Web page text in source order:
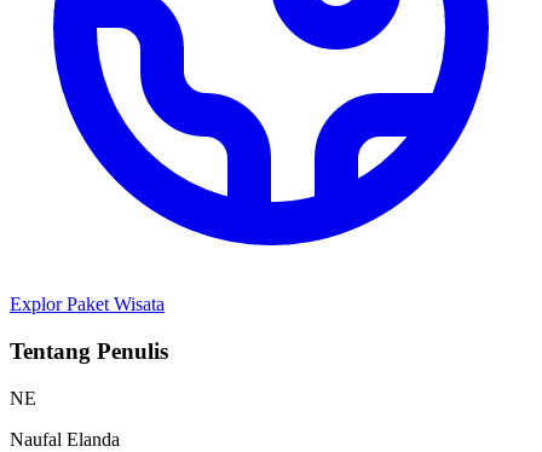
Explor Paket Wisata
Tentang Penulis
NE
Naufal Elanda